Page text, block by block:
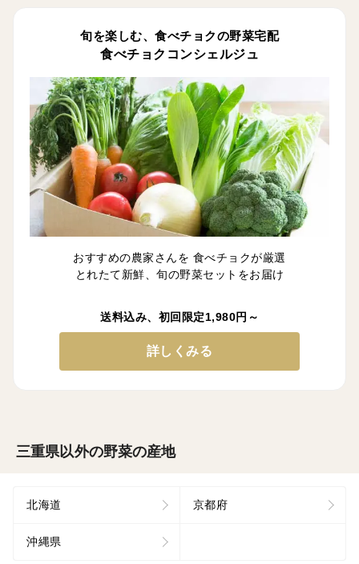
旬を楽しむ、食べチョクの野菜宅配
食べチョクコンシェルジュ
おすすめの農家さんを 食べチョクが厳選
とれたて新鮮、旬の野菜セットをお届け
送料込み、初回限定1,980円～
詳しくみる
三重県以外の野菜の産地
北海道 京都府
沖縄県